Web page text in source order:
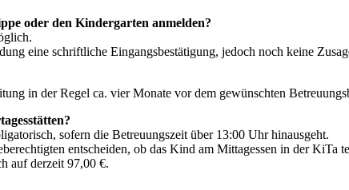
oder den Kindergarten anmelden?
eine schriftliche Eingangsbestätigung, jedoch noch keine
in der Regel ca. vier Monate vor dem gewünschten
sofern die Betreuungszeit über 13:00 Uhr hinausgeht.
entscheiden, ob das Kind am Mittagessen in der KiTa
auf derzeit 97,00 €.